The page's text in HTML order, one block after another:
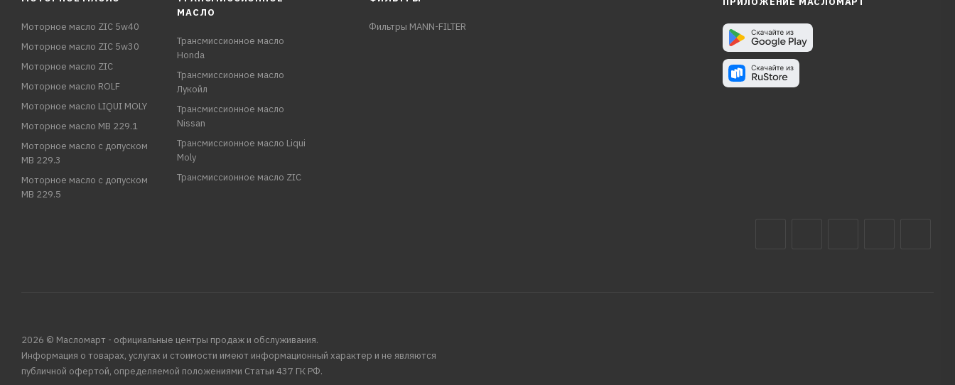
Моторное масло ZIC 5w40
Моторное масло ZIC 5w30
Моторное масло ZIC
Моторное масло ROLF
Моторное масло LIQUI MOLY
Моторное масло MB 229.1
Моторное масло с допуском
MB 229.3
Моторное масло с допуском
MB 229.5
МАСЛО
Трансмиссионное масло
Honda
Трансмиссионное масло
Лукойл
Трансмиссионное масло
Nissan
Трансмиссионное масло Liqui
Moly
Трансмиссионное масло ZIC
Фильтры MANN-FILTER
2026 © Масломарт - официальные центры продаж и обслуживания.
Информация о товарах, услугах и стоимости имеют информационный характер и не являются
публичной офертой, определяемой положениями Статьи 437 ГК РФ.